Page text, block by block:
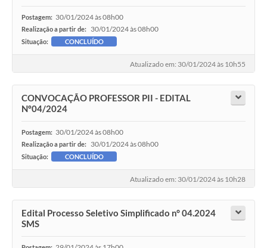
Postagem: 30/01/2024 às 08h00
Realização a partir de: 30/01/2024 às 08h00
Situação: CONCLUÍDO
Atualizado em: 30/01/2024 às 10h55
CONVOCAÇÃO PROFESSOR PII - EDITAL
Nº04/2024
Postagem: 30/01/2024 às 08h00
Realização a partir de: 30/01/2024 às 08h00
Situação: CONCLUÍDO
Atualizado em: 30/01/2024 às 10h28
Edital Processo Seletivo Simplificado n° 04.2024
SMS